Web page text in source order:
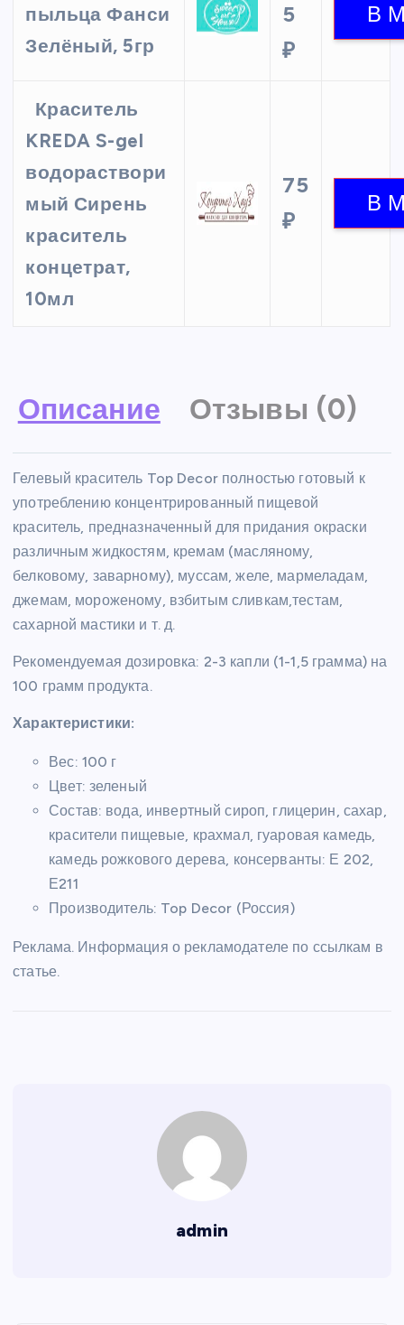
пыльца Фанси
Зелёный, 5гр
5
₽
Краситель
KREDA S-gel
водораствори
мый Сирень
краситель
концетрат,
10мл
75
₽
Описание Отзывы (0)
Гелевый краситель Top Decor полностью готовый к
употреблению концентрированный пищевой
краситель, предназначенный для придания окраски
различным жидкостям, кремам (масляному,
белковому, заварному), муссам, желе, мармеладам,
джемам, мороженому, взбитым сливкам,тестам,
сахарной мастики и т. д.
Рекомендуемая дозировка: 2-3 капли (1-1,5 грамма) на
100 грамм продукта.
Характеристики:
Вес: 100 г
Цвет: зеленый
Состав: вода, инвертный сироп, глицерин, сахар,
красители пищевые, крахмал, гуаровая камедь,
камедь рожкового дерева, консерванты: Е 202,
Е211
Производитель: Top Decor (Россия)
Реклама. Информация о рекламодателе по ссылкам в
статье.
admin